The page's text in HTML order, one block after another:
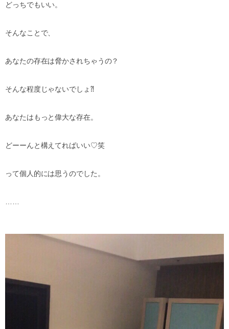
どっちでもいい。
そんなことで、
あなたの存在は脅かされちゃうの？
そんな程度じゃないでしょ⁈
あなたはもっと偉大な存在。
どーーんと構えてればいい♡笑
って個人的には思うのでした。
……